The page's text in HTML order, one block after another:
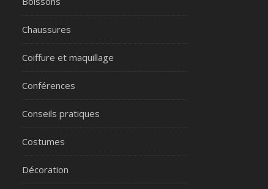
Chaussures
Coiffure et maquillage
Conférences
Conseils pratiques
Costumes
Décoration